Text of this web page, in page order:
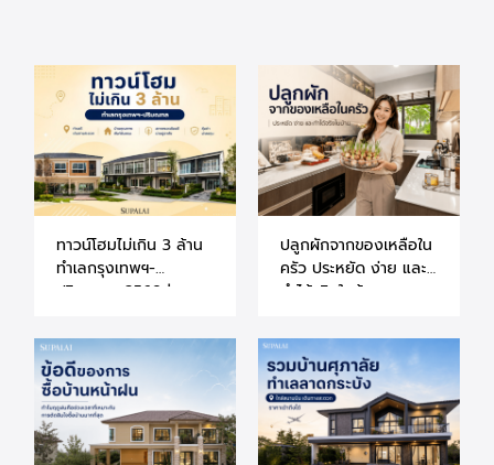
ทาวน์โฮมไม่เกิน 3 ล้าน
ทำเลกรุงเทพฯ-
ปริมณฑล 2569 |
ปลูกผักจากของเหลือใน
ครัว ประหยัด ง่าย และ
ทำได้จริงในบ้าน